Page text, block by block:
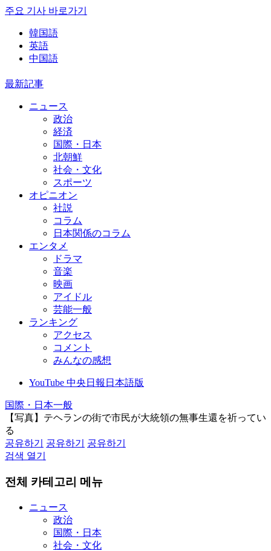
주요 기사 바로가기
韓国語
英語
中国語
最新記事
ニュース
政治
経済
国際・日本
北朝鮮
社会・文化
スポーツ
オピニオン
社説
コラム
日本関係のコラム
エンタメ
ドラマ
音楽
映画
アイドル
芸能一般
ランキング
アクセス
コメント
みんなの感想
YouTube 中央日報日本語版
国際・日本一般
【写真】テヘランの街で市民が大統領の無事生還を祈ってい
る
공유하기
공유하기
공유하기
검색 열기
전체 카테고리 메뉴
ニュース
政治
国際・日本
社会・文化